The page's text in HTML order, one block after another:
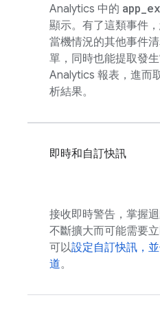
Analytics 中的 app
顯示。有了這類事件
當機情況的其他事件
單，同時也能提取發
Analytics 報表，進而
析結果。
即時和自訂快訊
接收即時警告，掌握
不斷擴大而可能需要
可以設定自訂快訊，
道。